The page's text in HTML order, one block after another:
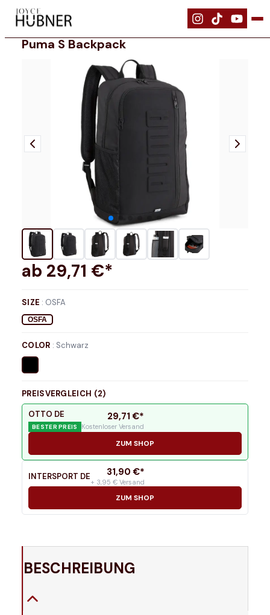
| Bekleidung
Puma S Backpack
ab 29,71 €*
SIZE : OSFA
OSFA
COLOR : Schwarz
PREISVERGLEICH (2)
OTTO DE
BESTER PREIS
29,71 €*
Kostenloser Versand
ZUM SHOP
INTERSPORT DE 31,90 €*
+ 3,95 € Versand
ZUM SHOP
BESCHREIBUNG